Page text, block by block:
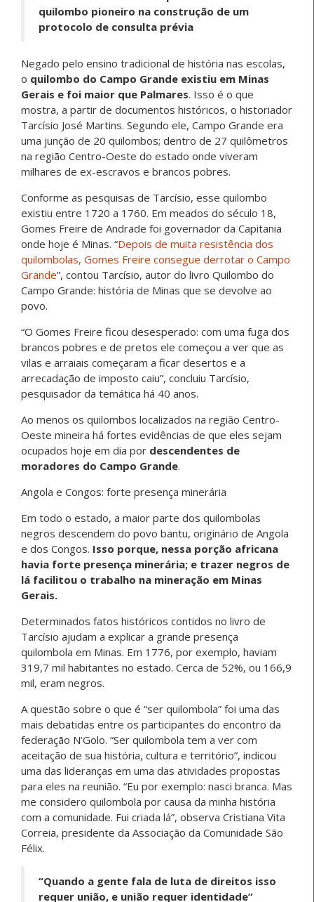
quilombo pioneiro na construção de um
protocolo de consulta prévia
Negado pelo ensino tradicional de história nas escolas,
o quilombo do Campo Grande existiu em Minas
Gerais e foi maior que Palmares. Isso é o que
mostra, a partir de documentos históricos, o historiador
Tarcísio José Martins. Segundo ele, Campo Grande era
uma junção de 20 quilombos; dentro de 27 quilômetros
na região Centro-Oeste do estado onde viveram
milhares de ex-escravos e brancos pobres.
Conforme as pesquisas de Tarcísio, esse quilombo
existiu entre 1720 a 1760. Em meados do século 18,
Gomes Freire de Andrade foi governador da Capitania
onde hoje é Minas. “Depois de muita resistência dos
quilombolas, Gomes Freire consegue derrotar o Campo
Grande”, contou Tarcísio, autor do livro Quilombo do
Campo Grande: história de Minas que se devolve ao
povo.
“O Gomes Freire ficou desesperado: com uma fuga dos
brancos pobres e de pretos ele começou a ver que as
vilas e arraiais começaram a ficar desertos e a
arrecadação de imposto caiu”, concluiu Tarcísio,
pesquisador da temática há 40 anos.
Ao menos os quilombos localizados na região Centro-
Oeste mineira há fortes evidências de que eles sejam
ocupados hoje em dia por descendentes de
moradores do Campo Grande.
Angola e Congos: forte presença minerária
Em todo o estado, a maior parte dos quilombolas
negros descendem do povo bantu, originário de Angola
e dos Congos. Isso porque, nessa porção africana
havia forte presença minerária; e trazer negros de
lá facilitou o trabalho na mineração em Minas
Gerais.
Determinados fatos históricos contidos no livro de
Tarcísio ajudam a explicar a grande presença
quilombola em Minas. Em 1776, por exemplo, haviam
319,7 mil habitantes no estado. Cerca de 52%, ou 166,9
mil, eram negros.
A questão sobre o que é “ser quilombola” foi uma das
mais debatidas entre os participantes do encontro da
federação N’Golo. “Ser quilombola tem a ver com
aceitação de sua história, cultura e território”, indicou
uma das lideranças em uma das atividades propostas
para eles na reunião. “Eu por exemplo: nasci branca. Mas
me considero quilombola por causa da minha história
com a comunidade. Fui criada lá”, observa Cristiana Vita
Correia, presidente da Associação da Comunidade São
Félix.
“Quando a gente fala de luta de direitos isso
requer união, e união requer identidade”